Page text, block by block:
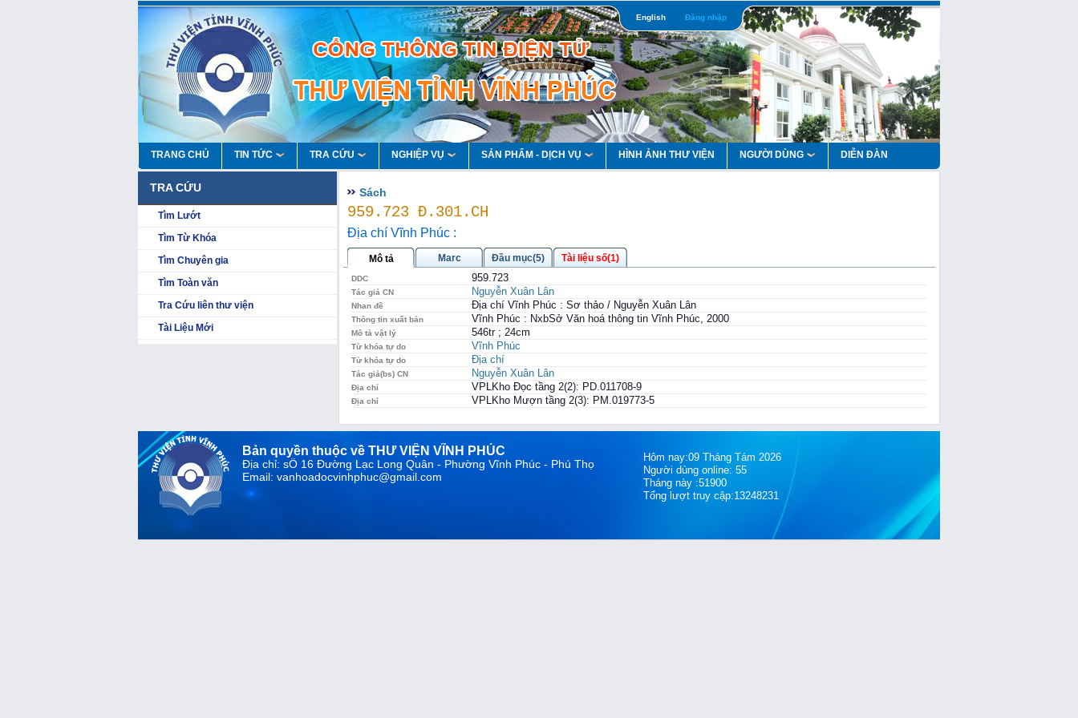
English Đăng nhập
TRANG CHỦ TIN TỨC TRA CỨU NGHIỆP VỤ SẢN PHẨM - DỊCH VỤ HÌNH ẢNH THƯ VIỆN NGƯỜI DÙNG DIỄN ĐÀN
TRA CỨU
Tìm Lướt
Tìm Từ Khóa
Tìm Chuyên gia
Tìm Toàn văn
Tra Cứu liên thư viện
Tài Liệu Mới
Sách
959.723 Đ.301.CH
Địa chí Vĩnh Phúc :
Mô tả Marc Đầu mục(5) Tài liệu số(1)
DDC 959.723
Tác giả CN Nguyễn Xuân Lân
Nhan đề Địa chí Vĩnh Phúc : Sơ thảo / Nguyễn Xuân Lân
Thông tin xuất bản Vĩnh Phúc : NxbSở Văn hoá thông tin Vĩnh Phúc, 2000
Mô tả vật lý 546tr ; 24cm
Từ khóa tự do Vĩnh Phúc
Từ khóa tự do Địa chí
Tác giả(bs) CN Nguyễn Xuân Lân
Địa chỉ VPLKho Đọc tầng 2(2): PD.011708-9
Địa chỉ VPLKho Mượn tầng 2(3): PM.019773-5
Bản quyền thuộc về THƯ VIỆN VĨNH PHÚC
Địa chỉ: sỐ 16 Đường Lạc Long Quân - Phường Vĩnh Phúc - Phú Thọ
Email: vanhoadocvinhphuc@gmail.com
Hôm nay:09 Tháng Tám 2026
Người dùng online: 55
Tháng này :51900
Tổng lượt truy cập:13248231